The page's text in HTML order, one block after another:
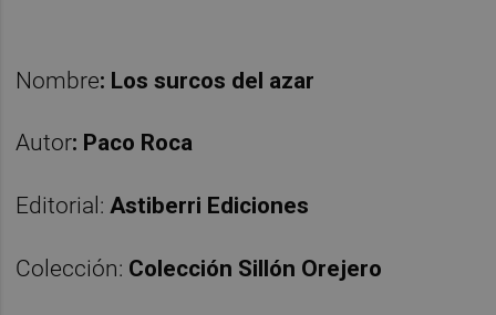
Nombre: Los surcos del azar
Autor: Paco Roca
Editorial:Astiberri Ediciones
Colección: Colección Sillón Orejero